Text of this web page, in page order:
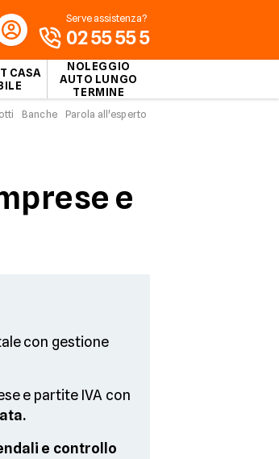
CASA
NOLEGGIO
AUTO LUNGO
TERMINE
Serve assistenza?
02 55 55 5
Banche Parola all'esperto
e
con gestione
e partite IVA con
e controllo